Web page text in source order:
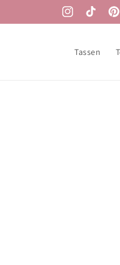
content
InstagramTikTok
Gratis
Tassen